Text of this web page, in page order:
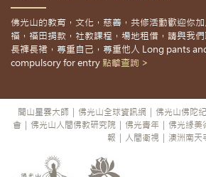
佛光山的教育，文化，慈善，共修活動歡迎你
福，福田捐款，社教課程，場地租借，請與我
長褲長裙，尊重自己，尊重他人 Long pants
compulsory for entry 點擊查詢 >
開山星雲大師 佛光山全球資訊網 佛光山佛陀
會
佛光山人間佛教研究院 佛光青年 佛光緣美
報
人間衛視 澳洲南天